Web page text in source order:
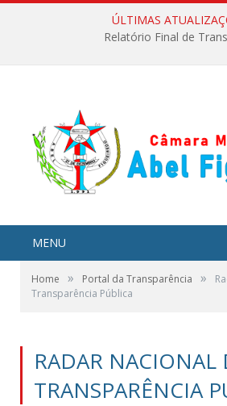
ÚLTIMAS
Relatório Final de
MENU
Home » Portal da Transparência »
Transparência Pública
RADAR NACIONAL
TRANSPARÊNCIA